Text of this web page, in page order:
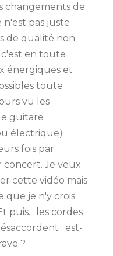
changements de
pas juste
de qualité non
en toute
énergiques et
toute
vu les
guitare
électrique)
fois par
Je veux
cette vidéo mais
que je n'y crois
puis... les cordes
; est-
?